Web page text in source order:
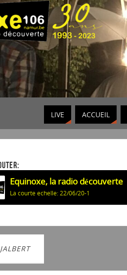
LIVE ACCUEIL
Equinoxe, la radio découverte
La courte echelle: 22/06/20-1